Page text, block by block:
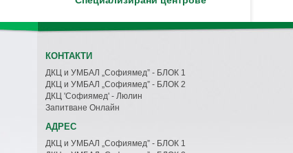
КОНТАКТИ
ДКЦ и УМБАЛ „Софиямед” - БЛОК 1
ДКЦ и УМБАЛ „Софиямед” - БЛОК 2
ДКЦ 'Софиямед' - Люлин
Запитване Онлайн
АДРЕС
ДКЦ и УМБАЛ „Софиямед” - БЛОК 1